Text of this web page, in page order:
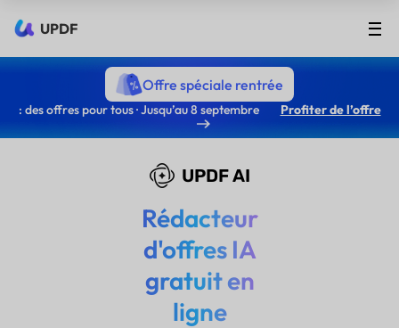
UPDF
Offre spéciale rentrée
: des offres pour tous · Jusqu’au 8 septembre Profiter de l’offre
UPDF AI
Rédacteur
d'offres IA
gratuit en
ligne